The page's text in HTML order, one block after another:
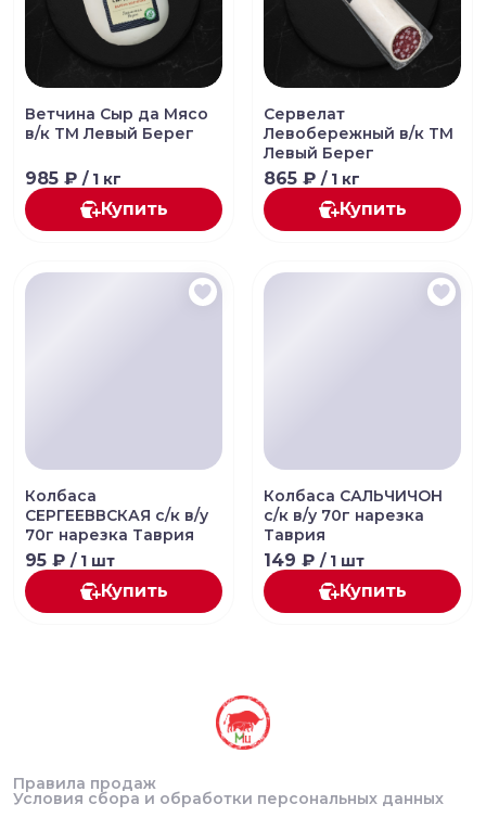
Ветчина Сыр да Мясо
в/к ТМ Левый Берег
985 ₽ / 1 кг
Купить
Сервелат
Левобережный в/к ТМ
Левый Берег
865 ₽ / 1 кг
Купить
Колбаса
СЕРГЕЕВВСКАЯ с/к в/у
70г нарезка Таврия
95 ₽ / 1 шт
Купить
Колбаса САЛЬЧИЧОН
с/к в/у 70г нарезка
Таврия
149 ₽ / 1 шт
Купить
Правила продаж
Условия сбора и обработки персональных данных